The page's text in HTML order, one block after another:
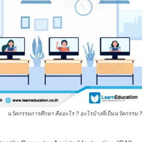
นวัตกรรมการศึกษา คืออะไร ? อะไรบ้างที่เป็นนวัตกรรม ?